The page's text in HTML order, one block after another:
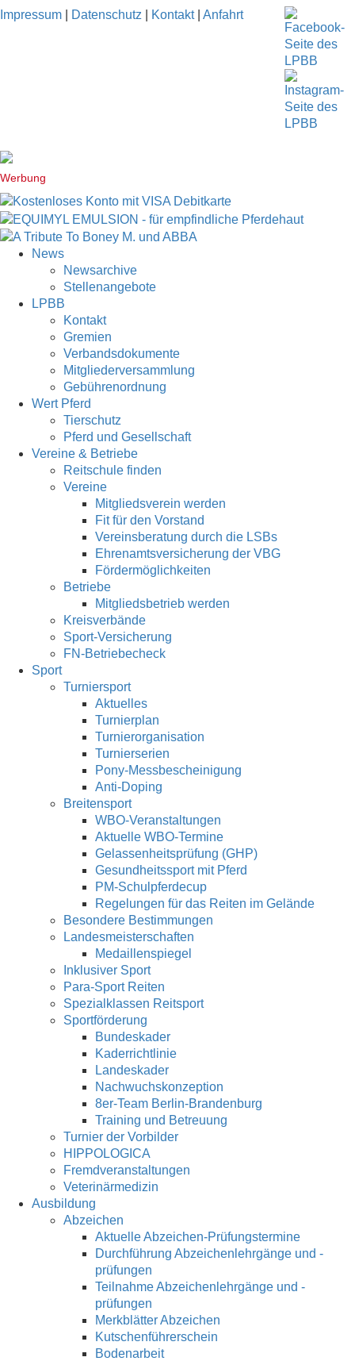
Impressum Datenschutz Kontakt| Anfahrt
Werbung
News
Newsarchive
Stellenangebote
LPBB
Kontakt
Gremien
Verbandsdokumente
Mitgliederversammlung
Gebührenordnung
Wert Pferd
Tierschutz
Pferd und Gesellschaft
Vereine & Betriebe
Reitschule finden
Vereine
Mitgliedsverein werden
Fit für den Vorstand
Vereinsberatung durch die LSBs
Ehrenamtsversicherung der VBG
Fördermöglichkeiten
Betriebe
Mitgliedsbetrieb werden
Kreisverbände
Sport-Versicherung
FN-Betriebecheck
Sport
Turniersport
Aktuelles
Turnierplan
Turnierorganisation
Turnierserien
Pony-Messbescheinigung
Anti-Doping
Breitensport
WBO-Veranstaltungen
Aktuelle WBO-Termine
Gelassenheitsprüfung (GHP)
Gesundheitssport mit Pferd
PM-Schulpferdecup
Regelungen für das Reiten im Gelände
Besondere Bestimmungen
Landesmeisterschaften
Medaillenspiegel
Inklusiver Sport
Para-Sport Reiten
Spezialklassen Reitsport
Sportförderung
Bundeskader
Kaderrichtlinie
Landeskader
Nachwuchskonzeption
8er-Team Berlin-Brandenburg
Training und Betreuung
Turnier der Vorbilder
HIPPOLOGICA
Fremdveranstaltungen
Veterinärmedizin
Ausbildung
Abzeichen
Aktuelle Abzeichen-Prüfungstermine
Durchführung Abzeichenlehrgänge und -
prüfungen
Teilnahme Abzeichenlehrgänge und -
prüfungen
Merkblätter Abzeichen
Kutschenführerschein
Bodenarbeit